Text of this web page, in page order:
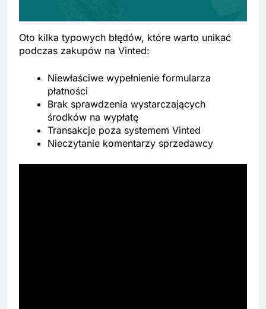
Oto kilka typowych błędów, które warto unikać
podczas zakupów na Vinted:
Niewłaściwe wypełnienie formularza
płatności
Brak sprawdzenia wystarczających
środków na wypłatę
Transakcje poza systemem Vinted
Nieczytanie komentarzy sprzedawcy